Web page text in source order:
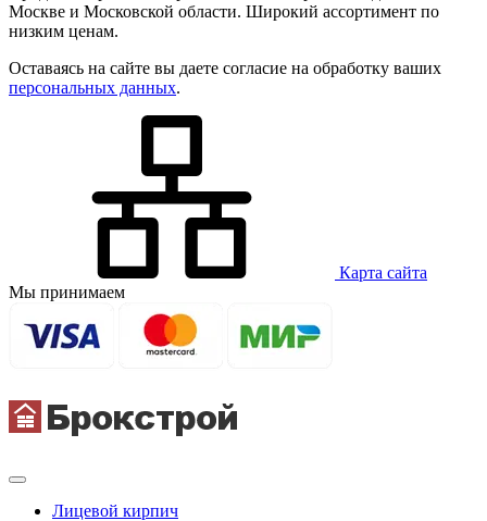
Москве и Московской области. Широкий ассортимент по
низким ценам.
Оставаясь на сайте вы даете согласие на обработку ваших
персональных данных.
Карта сайта
Мы принимаем
Лицевой кирпич